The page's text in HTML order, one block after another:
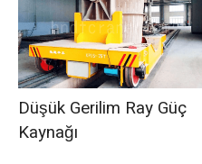
Düşük Gerilim Ray Güç
Kaynağı